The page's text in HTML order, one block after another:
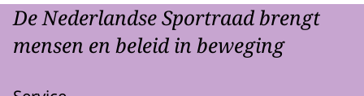
De Nederlandse Sportraad brengt
mensen en beleid in beweging